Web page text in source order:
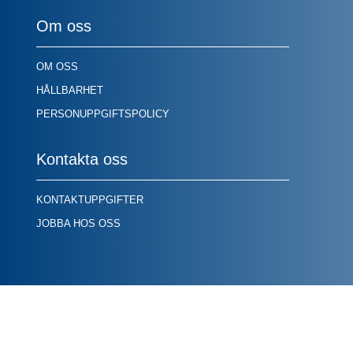
Om oss
OM OSS
HÅLLBARHET
PERSONUPPGIFTSPOLICY
Kontakta oss
KONTAKTUPPGIFTER
JOBBA HOS OSS